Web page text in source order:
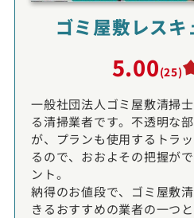
ゴミ屋敷レス
5.00(25)
一般社団法人ゴミ屋敷清掃
る清掃業者です。不透明な
が、プランも使用するトラ
るので、おおよその把握が
ント。
納得のお値段で、ゴミ屋敷
きるおすすめの業者の一つと